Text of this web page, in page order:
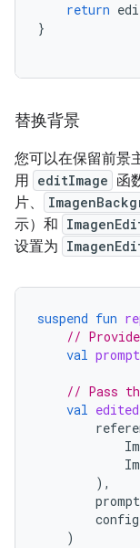
return
}
替换背景
您可以在保留前景
用 editImage 函
片、
示）和
设置为
suspend fun
// Provide
val prompt
// Pass
val
),
prompt
config
)